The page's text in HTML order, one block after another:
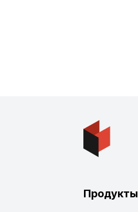
Продукты